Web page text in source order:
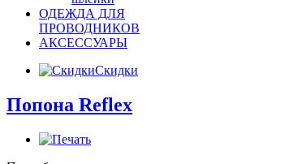
ОДЕЖДА ДЛЯ
ПРОВОДНИКОВ
АКСЕССУАРЫ
Скидки
Попона Reflex